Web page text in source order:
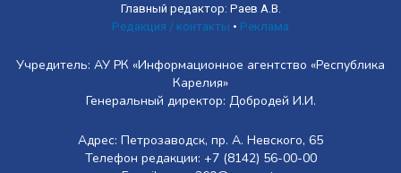
Главный редактор: Раев А.В.
Редакция / контакты • Реклама
Учредитель: АУ РК «Информационное агентство «Республика
Карелия»
Генеральный директор: Добродей И.И.
Адрес: Петрозаводск, пр. А. Невского, 65
Телефон редакции: +7 (8142) 56-00-00